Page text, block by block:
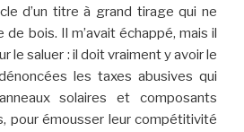
d’un titre à grand tirage qui ne
de bois. Il m’avait échappé, mais il
le saluer : il doit vraiment y avoir le
les taxes abusives qui
solaires et composants
pour émousser leur compétitivité